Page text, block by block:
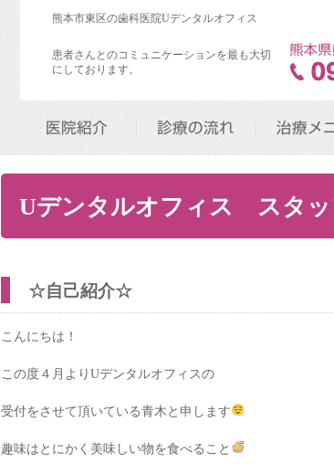
熊本市東区の歯科医院Uデンタルオフィス
患者さんとのコミュニケーションを最も大切
にしております。
医院紹介 診療の流れ 治療メ
Uデンタルオフィス スタ
☆自己紹介☆
こんにちは！
この度４月よりUデンタルオフィスの
受付をさせて頂いている青木と申します
趣味はとにかく美味しい物を食べること